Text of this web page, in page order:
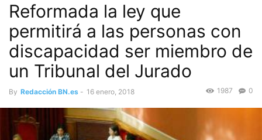
Reformada la ley que
permitirá a las personas con
discapacidad ser miembro de
un Tribunal del Jurado
By Redacción BN.es - 16 enero, 2018 0
1987